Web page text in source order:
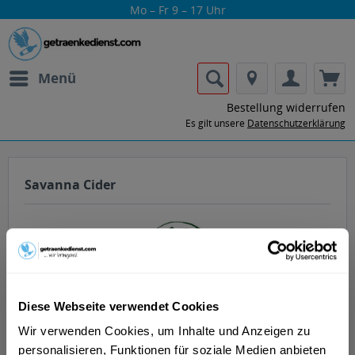
Diese Webseite verwendet Cookies
Wir verwenden Cookies, um Inhalte und Anzeigen zu
personalisieren, Funktionen für soziale Medien anbieten
Mo – Fr 9 – 17 Uhr
Menü
Bestellung widerrufen
Es gilt unsere Datenschutzerklärung
Savanna Cider
Lass dir die Getränke von Savanna Cider
nach Hause oder ins Büro liefern.